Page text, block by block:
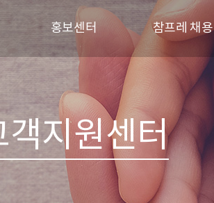
홍보센터
참프레 소식
참프레 견학
갤러리
레시피
참프레 채용
채용 프로세스
채용공고
객지원센터